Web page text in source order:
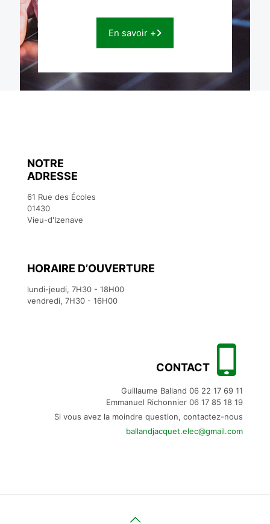
En savoir +
NOTRE
ADRESSE
61 Rue des Écoles
01430
Vieu-d'Izenave
HORAIRE D’OUVERTURE
lundi-jeudi, 7H30 - 18H00
vendredi, 7H30 - 16H00
CONTACT
Guillaume Balland 06 22 17 69 11
Emmanuel Richonnier 06 17 85 18 19
Si vous avez la moindre question, contactez-nous
ballandjacquet.elec@gmail.com